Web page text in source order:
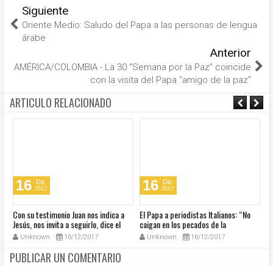
Siguiente
Oriente Medio: Saludo del Papa a las personas de lengua
árabe
Anterior
AMÉRICA/COLOMBIA - La 30 “Semana por la Paz” coincide
con la visita del Papa “amigo de la paz”
ARTICULO RELACIONADO
16 Dic
2017
Con su testimonio Juan nos indica a
Jesús, nos invita a seguirlo, dice el
PapaUnknown 16/12/2017
16 Dic
2017
El Papa a periodistas Italianos: “No
caigan en los pecados de la
comunicación”
Unknown 16/12/2017
PUBLICAR UN COMENTARIO